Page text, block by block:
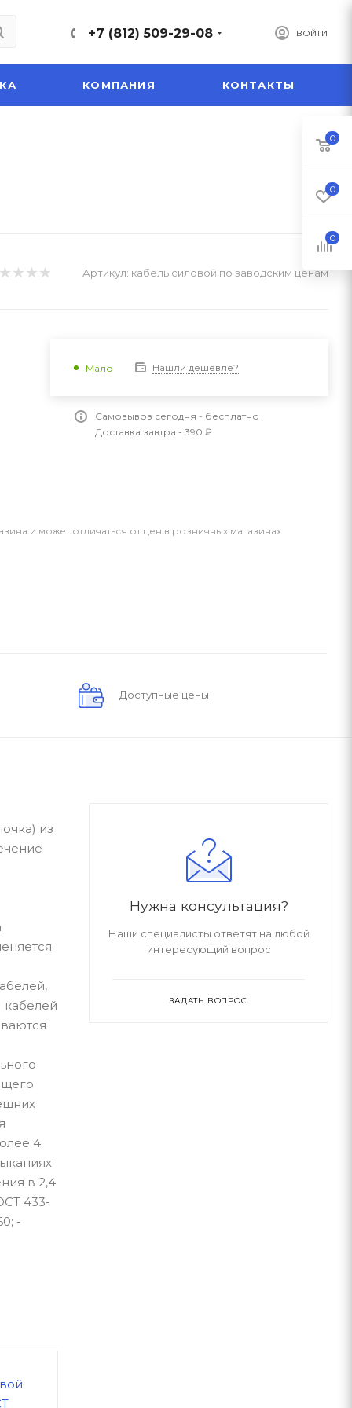
ВОЙТИ
+7 (812) 509-29-08
КОМПАНИЯ КОНТАКТЫ
Артикул: кабель силовой по заводским ценам
Мало Нашли дешевле?
Самовывоз сегодня - бесплатно
Доставка завтра - 390 ₽
и может отличаться от цен в розничных магазинах
Доступные цены
из
кабелей
4
в 2,4
433-
-
Нужна консультация?
Наши специалисты ответят на любой
интересующий вопрос
ЗАДАТЬ ВОПРОС
0
0
0